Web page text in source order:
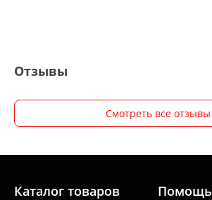
Отзывы
Смотреть все отзывы
Каталог товаров Помощь